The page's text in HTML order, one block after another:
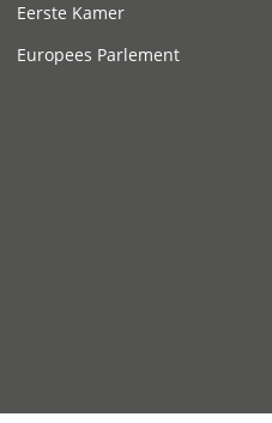
Eerste Kamer
Europees Parlement